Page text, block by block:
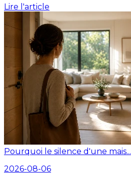
Lire l'article
Pourquoi le silence d'une mais...
2026-08-06